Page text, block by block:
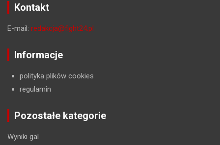
Kontakt
E-mail: redakcja@fight24.pl
Informacje
polityka plików cookies
regulamin
Pozostałe kategorie
Wyniki gal